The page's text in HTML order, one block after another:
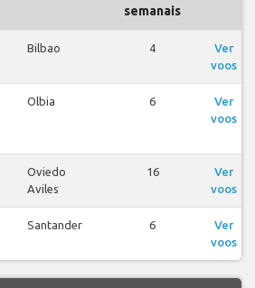
semanais
Bilbao 4
Ver
voos
Olbia 6
Ver
voos
Oviedo
Aviles
16
Ver
voos
Santander 6
Ver
voos